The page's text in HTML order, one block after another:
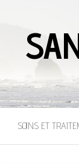
SOINS ET